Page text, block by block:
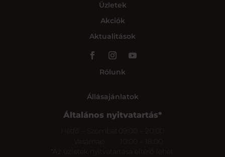
Üzletek
Akciók
Aktualitások
Rólunk
Állásajánlatok
Általános nyitvatartás*
*Az üzletek nyitvatartása eltérő lehet.